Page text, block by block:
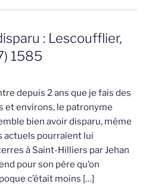
: Lescoufflier,
1585
depuis 2 ans que je fais des
et environs, le patronyme
bien avoir disparu, même
actuels pourraient lui
à Saint-Hilliers par Jehan
pour son père qu’on
c’était moins […]